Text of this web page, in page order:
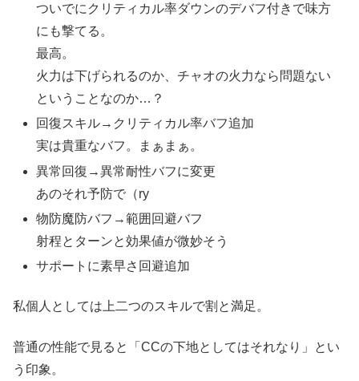
ついでにクリティカル率ダウンのデバフ付きで味方
にも撃てる。
最高。
火力は下げられるのか、チャオの火力なら問題ない
ということなのか…？
回復スキル→クリティカル率バフ追加
実は貴重なバフ。まぁまぁ。
異常回復→異常耐性バフに変更
あのそれ予防で（ry
物防魔防バフ→範囲回避バフ
射程とターンと効果値が微妙そう
サポートに素早さ回避追加
私個人としては上二つのスキルで割と満足。
普通の性能で見ると「CCの下地としてはそれなり」とい
う印象。